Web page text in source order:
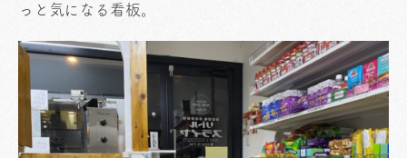
っと気になる看板。